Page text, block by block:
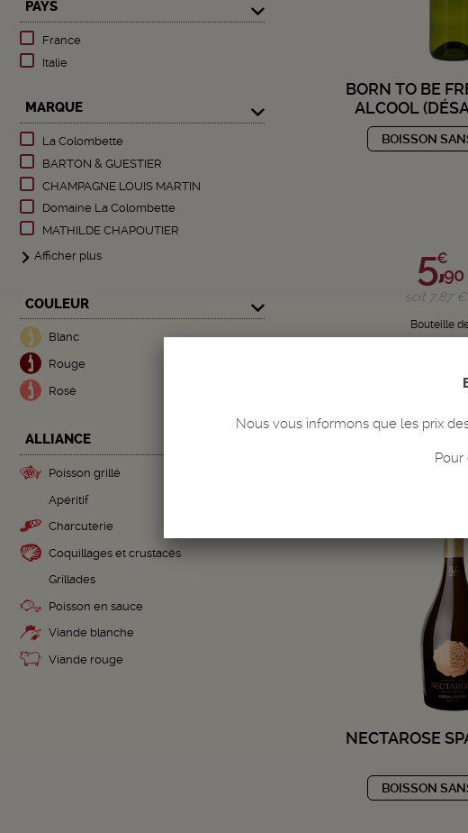
PAYS
France
Italie
MARQUE
La Colombette
BARTON & GUESTIER
CHAMPAGNE LOUIS MARTIN
Domaine La Colombette
MATHILDE CHAPOUTIER
Afficher plus
COULEUR
Blanc
Rouge
Rosé
ALLIANCE
Poisson grillé
Apéritif
Charcuterie
Coquillages et crustacés
Grillades
Poisson en sauce
Viande blanche
Viande rouge
BORN TO BE
ALCOOL
BOISSON
5,
€
90
soit 7,87
Bouteille
- +
NECTAROSE
BOISSON
Nous vous informons que les prix
Pour